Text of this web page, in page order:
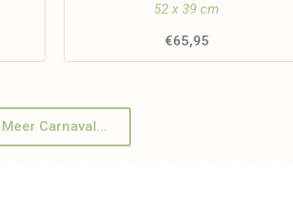
52 x 39 cm
€65,95
Meer Carnaval...